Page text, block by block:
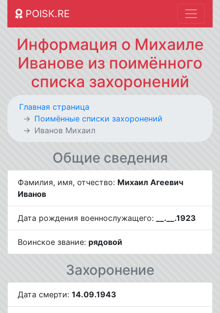
POISK.RE
Информация о Михаиле
Иванове из поимённого
списка захоронений
Главная страница
Поимённые списки захоронений
Иванов Михаил
Общие сведения
Фамилия, имя, отчество: Михаил Агеевич
Иванов
Дата рождения военнослужащего: __.__.1923
Воинское звание: рядовой
Захоронение
Дата смерти: 14.09.1943